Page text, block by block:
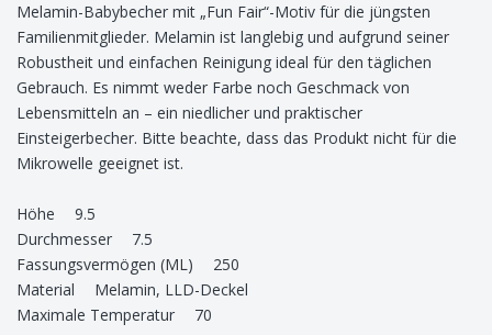
Melamin-Babybecher mit „Fun Fair“-Motiv für die jüngsten
Familienmitglieder. Melamin ist langlebig und aufgrund seiner
Robustheit und einfachen Reinigung ideal für den täglichen
Gebrauch. Es nimmt weder Farbe noch Geschmack von
Lebensmitteln an – ein niedlicher und praktischer
Einsteigerbecher. Bitte beachte, dass das Produkt nicht für die
Mikrowelle geeignet ist.
Höhe 9.5
Durchmesser 7.5
Fassungsvermögen (ML) 250
Material Melamin, LLD-Deckel
Maximale Temperatur 70